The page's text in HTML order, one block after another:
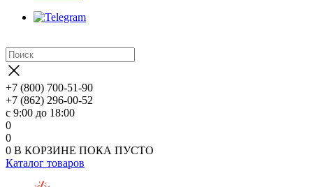
+7 (800) 700-51-90
+7 (862) 296-00-52
с 9:00 до 18:00
0
0
0 В КОРЗИНЕ ПОКА ПУСТО
Каталог товаров